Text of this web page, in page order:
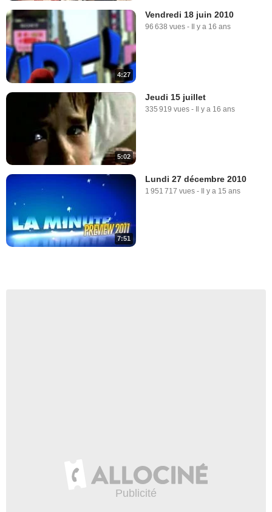
4:27
Vendredi 18 juin 2010
96 638 vues - Il y a 16 ans
5:02
Jeudi 15 juillet
335 919 vues - Il y a 16 ans
7:51
Lundi 27 décembre 2010
1 951 717 vues - Il y a 15 ans